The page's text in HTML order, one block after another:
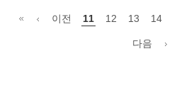
이전 11 12 13 14
다음